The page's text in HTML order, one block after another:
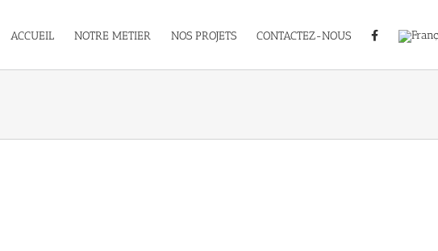
ACCUEIL NOTRE METIER NOS PROJETS CONTACTEZ-NOUS